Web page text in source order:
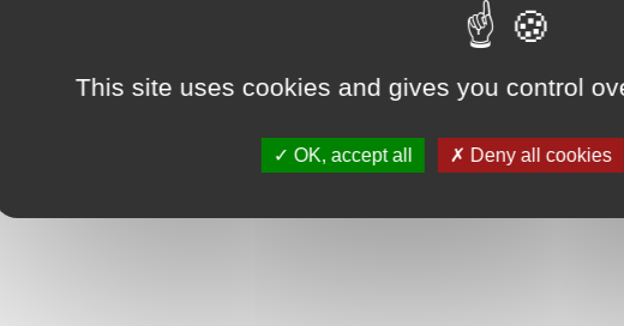
This site uses cookies and gives you control
OK, accept all Deny all cookies
Démarrer